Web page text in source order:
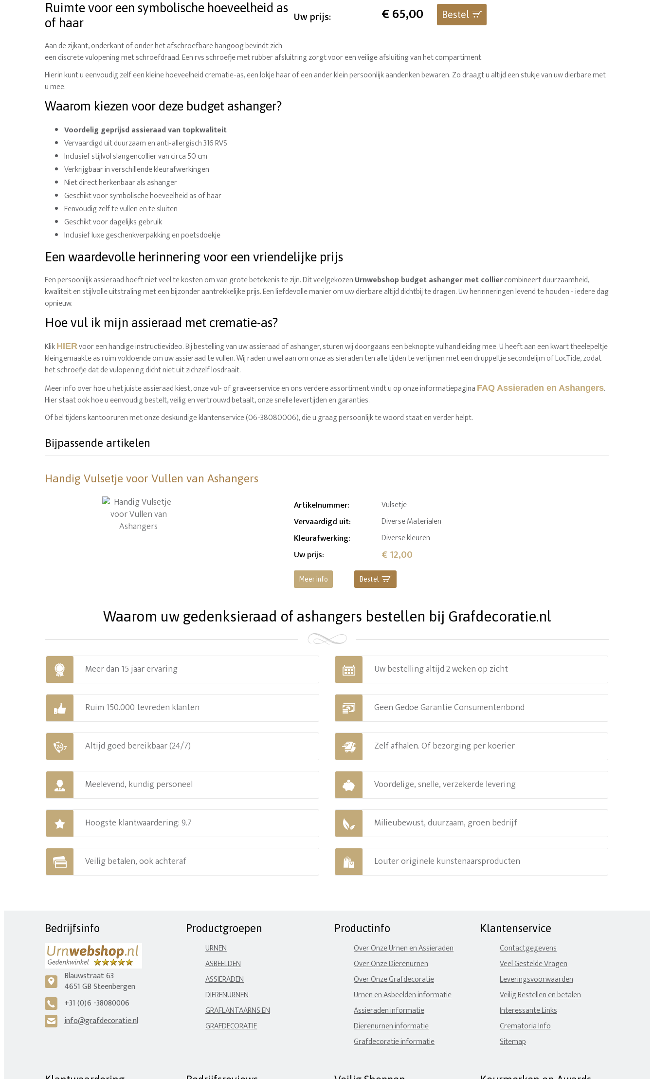
Uw prijs: €65,00 Bestel
Ruimte voor een symbolische hoeveelheid as
of haar
Aan de zijkant, onderkant of onder het afschroefbare hangoog bevindt zich
een discrete vulopening met schroefdraad. Een rvs schroefje met rubber afsluitring zorgt voor een veilige afsluiting van het compartiment.
Hierin kunt u eenvoudig zelf een kleine hoeveelheid crematie-as, een lokje haar of een ander klein persoonlijk aandenken bewaren. Zo draagt u altijd een stukje van uw dierbare met
u mee.
Waarom kiezen voor deze budget ashanger?
Voordelig geprijsd assieraad van topkwaliteit
Vervaardigd uit duurzaam en anti-allergisch 316 RVS
Inclusief stijlvol slangencollier van circa 50 cm
Verkrijgbaar in verschillende kleurafwerkingen
Niet direct herkenbaar als ashanger
Geschikt voor symbolische hoeveelheid as of haar
Eenvoudig zelf te vullen en te sluiten
Geschikt voor dagelijks gebruik
Inclusief luxe geschenkverpakking en poetsdoekje
Een waardevolle herinnering voor een vriendelijke prijs
Een persoonlijk assieraad hoeft niet veel te kosten om van grote betekenis te zijn. Dit veelgekozenUrnwebshop budget ashanger met colliercombineert duurzaamheid,
kwaliteit en stijlvolle uitstraling met een bijzonder aantrekkelijke prijs. Een liefdevolle manier om uw dierbare altijd dichtbij te dragen. Uw herinneringen levend te houden - iedere dag
opnieuw.
Hoe vul ik mijn assieraad met crematie-as?
Klik HIERvoor een handige instructievideo. Bij bestelling van uw assieraad of ashanger, sturen wij doorgaans een beknopte vulhandleiding mee. U heeft aan een kwart theelepeltje
kleingemaakte as ruim voldoende om uw assieraad te vullen. Wij raden u wel aan om onze as sieraden ten alle tijden te verlijmen met een druppeltje secondelijm of LocTide, zodat
het schroefje dat de vulopening dicht niet uit zichzelf losdraait.
Meer info over hoe u het juiste assieraad kiest, onze vul- of graveerservice en ons verdere assortiment vindt u op onze informatiepagina FAQ Assieraden en Ashangers.
Hier staat ook hoe u eenvoudig bestelt, veilig en vertrouwd betaalt, onze snelle levertijden en garanties.
Of bel tijdens kantooruren met onze deskundige klantenservice (06-38080006), die u graag persoonlijk te woord staat en verder helpt.
Bijpassende artikelen
Handig Vulsetje voor Vullen van Ashangers
Artikelnummer: Vulsetje
Vervaardigd uit: Diverse Materialen
Kleurafwerking: Diverse kleuren
Uw prijs: € 12,00
Meer info Bestel
Waarom uw gedenksieraad of ashangers bestellen bij Grafdecoratie.nl
Meer dan 15 jaar ervaring Uw bestelling altijd 2 weken op zicht
Ruim 150.000 tevreden klanten Geen Gedoe Garantie Consumentenbond
Altijd goed bereikbaar (24/7) Zelf afhalen. Of bezorging per koerier
Meelevend, kundig personeel Voordelige, snelle, verzekerde levering
Hoogste klantwaardering: 9.7 Milieubewust, duurzaam, groen bedrijf
Veilig betalen, ook achteraf Louter originele kunstenaarsproducten
Bedrijfsinfo
c
Blauwstraat 63
4651 GB Steenbergen
A +31 (0)6 -38080006
H info@grafdecoratie.nl
Productgroepen
URNEN
ASBEELDEN
ASSIERADEN
DIERENURNEN
GRAFLANTAARNS EN
GRAFDECORATIE
Productinfo
Over Onze Urnen en Assieraden
Over Onze Dierenurnen
Over Onze Grafdecoratie
Urnen en Asbeelden informatie
Assieraden informatie
Dierenurnen informatie
Grafdecoratie informatie
Klantenservice
Contactgegevens
Veel Gestelde Vragen
Leveringsvoorwaarden
Veilig Bestellen en betalen
Interessante Links
Crematoria Info
Sitemap